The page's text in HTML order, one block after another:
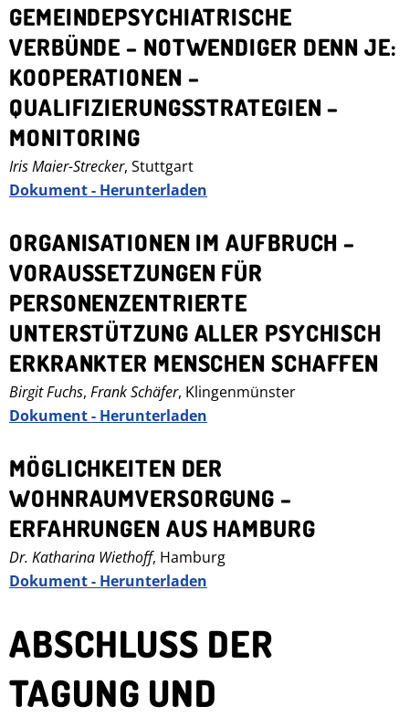
GEMEINDEPSYCHIATRISCHE
VERBÜNDE – NOTWENDIGER DENN JE:
KOOPERATIONEN –
QUALIFIZIERUNGSSTRATEGIEN –
MONITORING
Iris Maier-Strecker, Stuttgart
Dokument - Herunterladen
ORGANISATIONEN IM AUFBRUCH –
VORAUSSETZUNGEN FÜR
PERSONENZENTRIERTE
UNTERSTÜTZUNG ALLER PSYCHISCH
ERKRANKTER MENSCHEN SCHAFFEN
Birgit Fuchs, Frank Schäfer, Klingenmünster
Dokument - Herunterladen
MÖGLICHKEITEN DER
WOHNRAUMVERSORGUNG –
ERFAHRUNGEN AUS HAMBURG
Dr. Katharina Wiethoff, Hamburg
Dokument - Herunterladen
ABSCHLUSS DER
TAGUNG UND